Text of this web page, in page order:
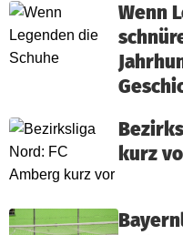
Wenn
kurz